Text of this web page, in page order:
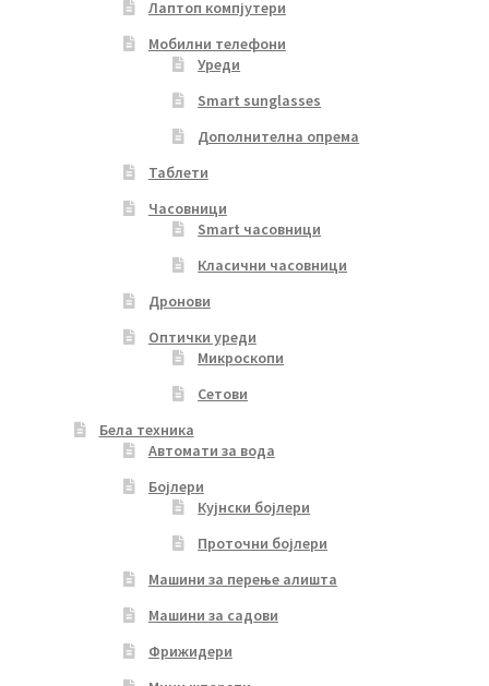
Лаптоп компјутери
Мобилни телефони
Уреди
Smart sunglasses
Дополнителна опрема
Таблети
Часовници
Smart часовници
Класични часовници
Дронови
Оптички уреди
Микроскопи
Сетови
Бела техника
Автомати за вода
Бојлери
Кујнски бојлери
Проточни бојлери
Машини за перење алишта
Машини за садови
Фрижидери